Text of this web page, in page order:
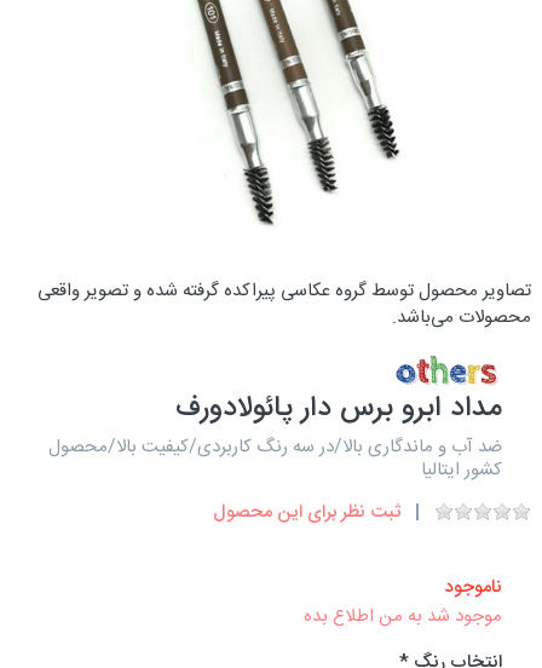
تصاویر محصول توسط گروه عکاسی پیراکده گرفته شده و تصویر واقعی
محصولات می‌باشد.
مداد ابرو برس دار پائولادورف
ضد آب و ماندگاری بالا/در سه رنگ کاربردی/کیفیت بالا/محصول
کشور ایتالیا
ثبت نظر برای این محصول
ناموجود
موجود شد به من اطلاع بده